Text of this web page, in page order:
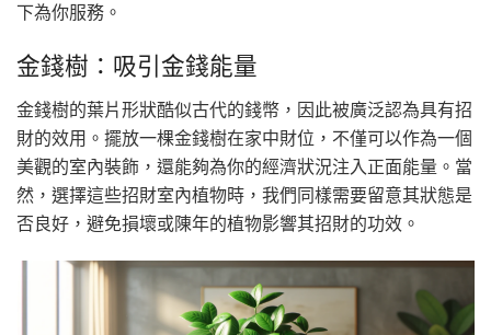
下為你服務。
金錢樹：吸引金錢能量
金錢樹的葉片形狀酷似古代的錢幣，因此被廣泛認為具有招
財的效用。擺放一棵金錢樹在家中財位，不僅可以作為一個
美觀的室內裝飾，還能夠為你的經濟狀況注入正面能量。當
然，選擇這些招財室內植物時，我們同樣需要留意其狀態是
否良好，避免損壞或陳年的植物影響其招財的功效。